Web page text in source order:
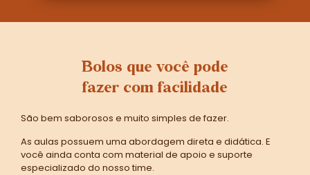
Bolos que você pode
fazer com facilidade
São bem saborosos e muito simples de fazer.
As aulas possuem uma abordagem direta e didática. E
você ainda conta com material de apoio e suporte
especializado do nosso time.